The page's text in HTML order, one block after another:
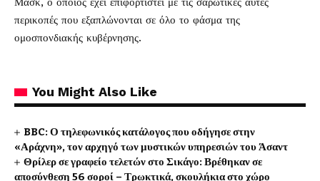
περικοπές που εξαπλώνονται σε όλο το φάσμα της
ομοσπονδιακής κυβέρνησης.
You Might Also Like
BBC: Ο τηλεφωνικός κατάλογος που οδήγησε στην
«Αράχνη», τον αρχηγό των μυστικών υπηρεσιών του Άσαντ
Θρίλερ σε γραφείο τελετών στο Σικάγο: Βρέθηκαν σε
αποσύνθεση 56 σοροί – Τρωκτικά, σκουλήκια στο χώρο